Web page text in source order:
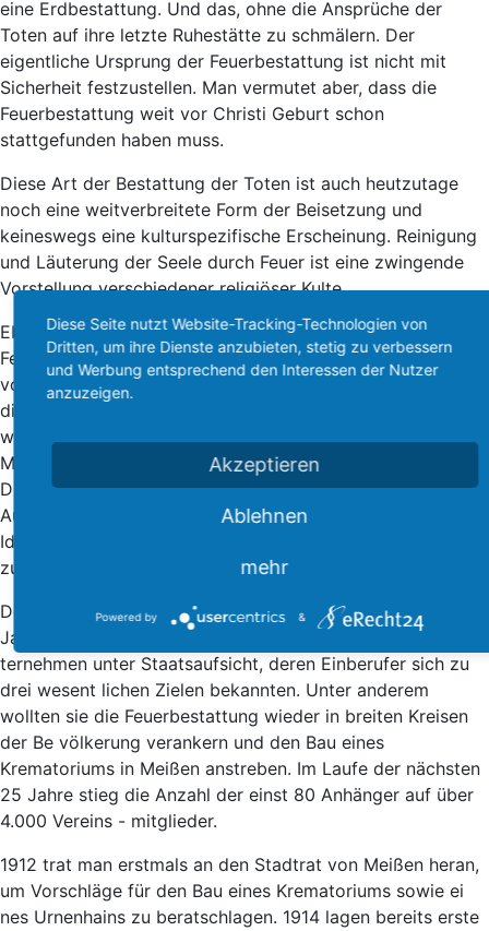
eine Erdbestattung. Und das, ohne die Ansprüche der
Toten auf ihre letzte Ruhestätte zu schmälern. Der
eigentliche Ursprung der Feuerbestattung ist nicht mit
Sicherheit festzustellen. Man vermutet aber, dass die
Feuerbestattung weit vor Christi Geburt schon
stattgefunden haben muss.
Diese Art der Bestattung der Toten ist auch heutzutage
noch eine weitverbreitete Form der Beisetzung und
keineswegs eine kulturspezifische Erscheinung. Reinigung
und Läuterung der Seele durch Feuer ist eine zwingende
Vorstellung verschiedener religiöser Kulte.
Ebenfalls überzeugt von den Vorzügen der
Feuerbestattung in hygienischer, ästhetischer und
volkswirtschaftlicher Sicht und beseelt von dem Willen,
dieser urtypischen Sitte durch Aufklärung und Werbung
wieder zu ihrem Recht zu verhelfen, ließen 1911 die drei
Meißner Stadträte Dr. Goldfriede, Hauptmann Rottka und
Drogist Wiedel an alle Anhänger der Feuerbestattung einen
Aufruf zum Zusammenschluss ergehen. Überzeugt von der
Idee, wurde am 23.10.1911 der „Verein für Feuerbestattung
zu Meißen“ e.V. gegründet.
Der Verein Meißen und Umgegend war Anfang des 20.
Jahrhunderts ein rein örtliches und selbstständiges Un
ternehmen unter Staatsaufsicht, deren Einberufer sich zu
drei wesent lichen Zielen bekannten. Unter anderem
wollten sie die Feuerbestattung wieder in breiten Kreisen
der Be völkerung verankern und den Bau eines
Krematoriums in Meißen anstreben. Im Laufe der nächsten
25 Jahre stieg die Anzahl der einst 80 Anhänger auf über
4.000 Vereins - mitglieder.
1912 trat man erstmals an den Stadtrat von Meißen heran,
um Vorschläge für den Bau eines Krematoriums sowie ei
nes Urnenhains zu beratschlagen. 1914 lagen bereits erste
Diese Seite nutzt Website-Tracking-Technologien von
Dritten, um ihre Dienste anzubieten, stetig zu verbessern
und Werbung entsprechend den Interessen der Nutzer
anzuzeigen.
Akzeptieren
Ablehnen
mehr
Powered by &